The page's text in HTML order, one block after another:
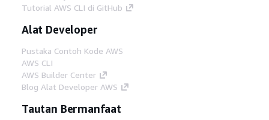
Tutorial AWS CLI di GitHub
Alat Developer
Pustaka Contoh Kode AWS
AWS CLI
AWS Builder Center
Blog Alat Developer AWS
Tautan Bermanfaat